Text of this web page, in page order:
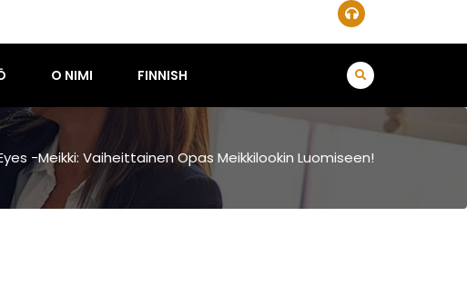
O NIMI FINNISH
-meikki: Vaiheittainen Opas Meikkilookin Luomiseen!